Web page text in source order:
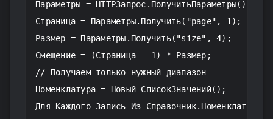
Параметры = HTTPЗапрос.ПолучитьПараметры();
Страница = Параметры.Получить("page", 1);
Размер = Параметры.Получить("size", 4);
Смещение = (Страница - 1) * Размер;
// Получаем только нужный диапазон
Номенклатура = Новый СписокЗначений();
Для Каждого Запись Из